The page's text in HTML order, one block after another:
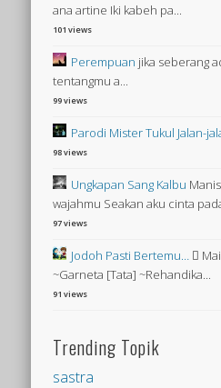
ana artine Iki kabeh pa...
101 views
Perempuan jika seberang
tentangmu a...
99 views
Parodi Mister Tukul Jalan-
98 views
Ungkapan Sang Kalbu
wajahmu Seakan aku cinta
97 views
Jodoh Pasti Bertemu…

~Garneta [Tata] ~Rehandika...
91 views
Trending Topik
sastra